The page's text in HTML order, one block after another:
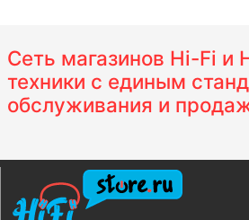
Сеть магазинов Hi-Fi и
техники с единым
обслуживания и